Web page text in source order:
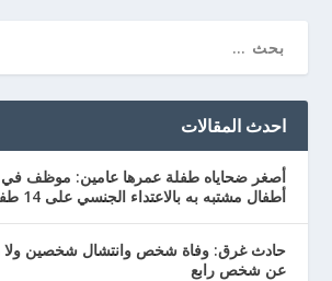
احدث المقالات
أصغر ضحاياه طفلة عمرها عامين: موظف في
أطفال مشتبه به بالاعتداء الجنسي على 14 طفل
حادث غرق: وفاة شخص وانتشال شخصين ولا
عن شخص رابع